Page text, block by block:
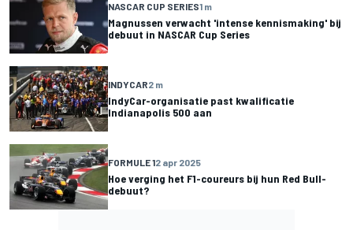
NASCAR CUP SERIES1 m
Magnussen verwacht 'intense kennismaking' bij
debuut in NASCAR Cup Series
INDYCAR2 m
IndyCar-organisatie past kwalificatie
Indianapolis 500 aan
FORMULE 12 apr 2025
Hoe verging het F1-coureurs bij hun Red Bull-
debuut?